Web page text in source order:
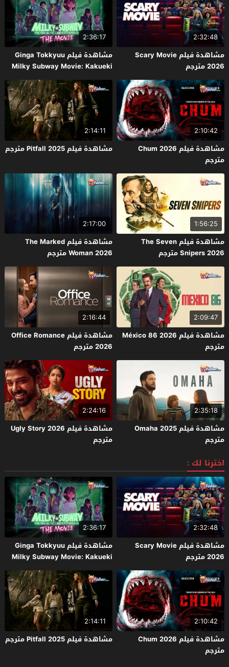
2:32:48
مشاهدة فيلم Scary Movie
2026 مترجم
2:36:17
مشاهدة فيلم Ginga Tokkyuu
Milky Subway Movie: Kakueki
Teisha Gekijou Yuki 2026 مترجم
2:10:42
مشاهدة فيلم Chum 2026
مترجم
2:14:11
مشاهدة فيلم Pitfall 2025 مترجم
1:56:25
مشاهدة فيلم The Seven
Snipers 2026 مترجم
2:17:00
مشاهدة فيلم The Marked
Woman 2026 مترجم
2:09:47
مشاهدة فيلم México 86 2026
مترجم
2:16:44
مشاهدة فيلم Office Romance
2026 مترجم
2:35:18
مشاهدة فيلم Omaha 2025
مترجم
2:24:16
مشاهدة فيلم Ugly Story 2026
مترجم
اخترنا لك :
2:32:48
مشاهدة فيلم Scary Movie
2026 مترجم
2:36:17
مشاهدة فيلم Ginga Tokkyuu
Milky Subway Movie: Kakueki
Teisha Gekijou Yuki 2026 مترجم
2:10:42
مشاهدة فيلم Chum 2026
مترجم
2:14:11
مشاهدة فيلم Pitfall 2025 مترجم